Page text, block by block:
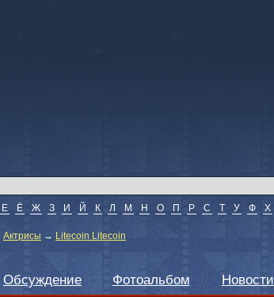
Е Ё Ж З И Й К Л М Н О П Р С Т У Ф Х
Актрисы → Litecoin Litecoin
Обсуждение Фотоальбом Новости